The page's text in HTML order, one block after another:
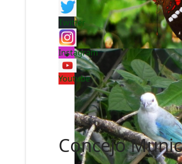
Twitter
Instagram
Youtube
Concejo